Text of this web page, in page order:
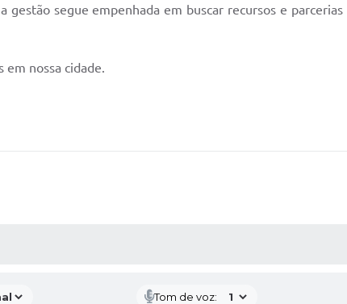
segue empenhada em buscar recursos e
em nossa cidade.
Tom de voz: